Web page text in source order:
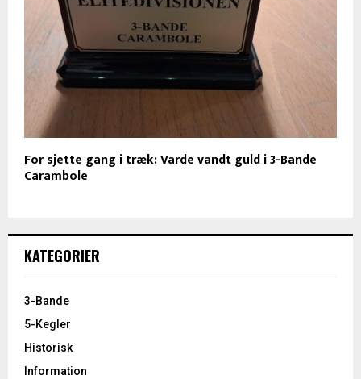
For sjette gang i træk: Varde vandt guld i 3-Bande
Carambole
KATEGORIER
3-Bande
5-Kegler
Historisk
Information